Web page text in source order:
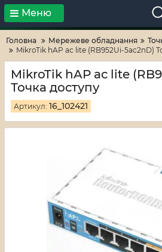
Тільки високі
Меню
Головна Мережеве обладнання
MikroTik hAP ac lite (RB952Ui-5ac2nD)
MikroTik hAP ac lite
Точка доступу
Артикул: 16_102421